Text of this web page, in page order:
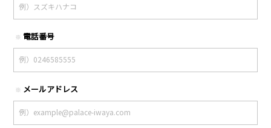
※ 電話番号
※ メールアドレス